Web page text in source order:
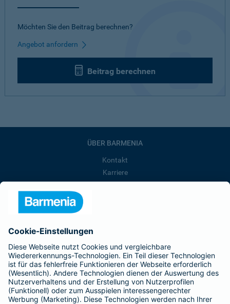
Möchten Sie den Beitrag berechnen?
Angebot anfordern
Beitrag berechnen
ÜBER BARMENIA
Kontakt
Karriere
Barmenia ist Teil der BarmeniaGothaer
BELIEBTE SEITEN
Kranken-Zusatzversicherung
Tierversicherungen
Haftpflichtversicherung